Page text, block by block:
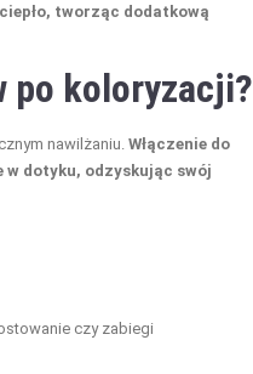
tworząc dodatkową
po koloryzacji?
nawilżaniu. Włączenie do
w dotyku, odzyskując swój
czy zabiegi